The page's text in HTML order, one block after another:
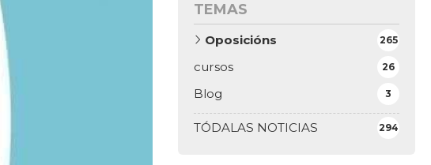
TEMAS
TÓDALAS NOTICIAS 294
Oposicións 265
cursos 26
Blog 3